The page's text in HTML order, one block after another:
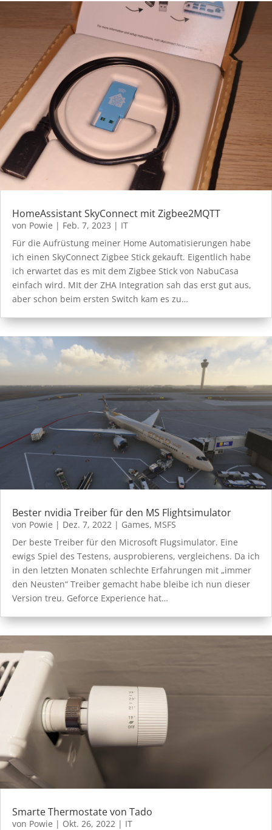
HomeAssistant SkyConnect mit Zigbee2MQTT
von Powie | Feb. 7, 2023 | IT
Für die Aufrüstung meiner Home Automatisierungen habe
ich einen SkyConnect Zigbee Stick gekauft. Eigentlich habe
ich erwartet das es mit dem Zigbee Stick von NabuCasa
einfach wird. MIt der ZHA Integration sah das erst gut aus,
aber schon beim ersten Switch kam es zu…
Bester nvidia Treiber für den MS Flightsimulator
von Powie | Dez. 7, 2022 | Games, MSFS
Der beste Treiber für den Microsoft Flugsimulator. Eine
ewigs Spiel des Testens, ausprobierens, vergleichens. Da ich
in den letzten Monaten schlechte Erfahrungen mit „immer
den Neusten“ Treiber gemacht habe bleibe ich nun dieser
Version treu. Geforce Experience hat…
Smarte Thermostate von Tado
von Powie | Okt. 26, 2022 | IT